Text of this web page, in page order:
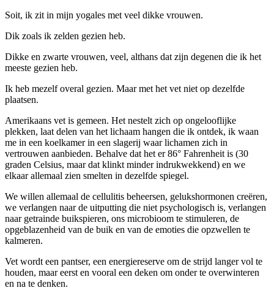
Soit, ik zit in mijn yogales met veel dikke vrouwen.
Dik zoals ik zelden gezien heb.
Dikke en zwarte vrouwen, veel, althans dat zijn degenen die ik het
meeste gezien heb.
Ik heb mezelf overal gezien. Maar met het vet niet op dezelfde
plaatsen.
Amerikaans vet is gemeen. Het nestelt zich op ongelooflijke
plekken, laat delen van het lichaam hangen die ik ontdek, ik waan
me in een koelkamer in een slagerij waar lichamen zich in
vertrouwen aanbieden. Behalve dat het er 86° Fahrenheit is (30
graden Celsius, maar dat klinkt minder indrukwekkend) en we
elkaar allemaal zien smelten in dezelfde spiegel.
We willen allemaal de cellulitis beheersen, gelukshormonen creëren,
we verlangen naar de uitputting die niet psychologisch is, verlangen
naar getrainde buikspieren, ons microbioom te stimuleren, de
opgeblazenheid van de buik en van de emoties die opzwellen te
kalmeren.
Vet wordt een pantser, een energiereserve om de strijd langer vol te
houden, maar eerst en vooral een deken om onder te overwinteren
en na te denken.